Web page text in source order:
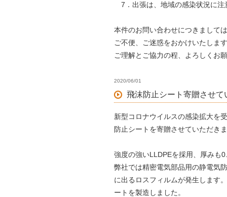
7．出張は、地域の感染状況に注
本件のお問い合わせにつきまして
ご不便、ご迷惑をおかけいたしま
ご理解とご協力の程、よろしくお
2020/06/01
飛沫防止シート寄贈させて
新型コロナウイルスの感染拡大を
防止シートを寄贈させていただき
強度の強いLLDPEを採用、厚みも
弊社では精密電気部品用の静電気
に出るロスフィルムが発生します
ートを製造しました。